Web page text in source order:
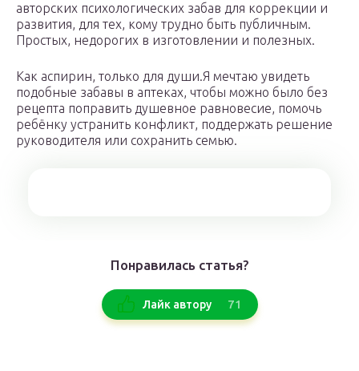
авторских психологических забав для коррекции и
развития, для тех, кому трудно быть публичным.
Простых, недорогих в изготовлении и полезных.
Как аспирин, только для души.Я мечтаю увидеть
подобные забавы в аптеках, чтобы можно было без
рецепта поправить душевное равновесие, помочь
ребёнку устранить конфликт, поддержать решение
руководителя или сохранить семью.
Понравилась статья?
Лайк автору 71